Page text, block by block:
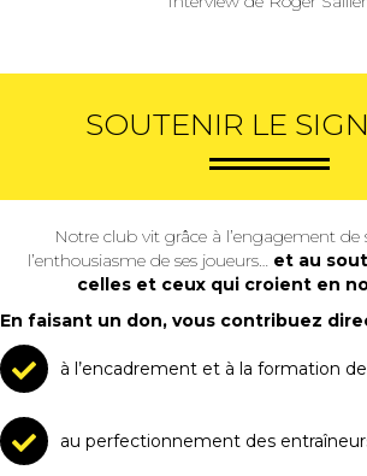
SOUTENIR LE
Notre club vit grâce à l’engagement de
l’enthousiasme de ses joueurs… et au
celles et ceux qui croient en
En faisant un don, vous contribuez
à l’encadrement et à la formation
au perfectionnement des